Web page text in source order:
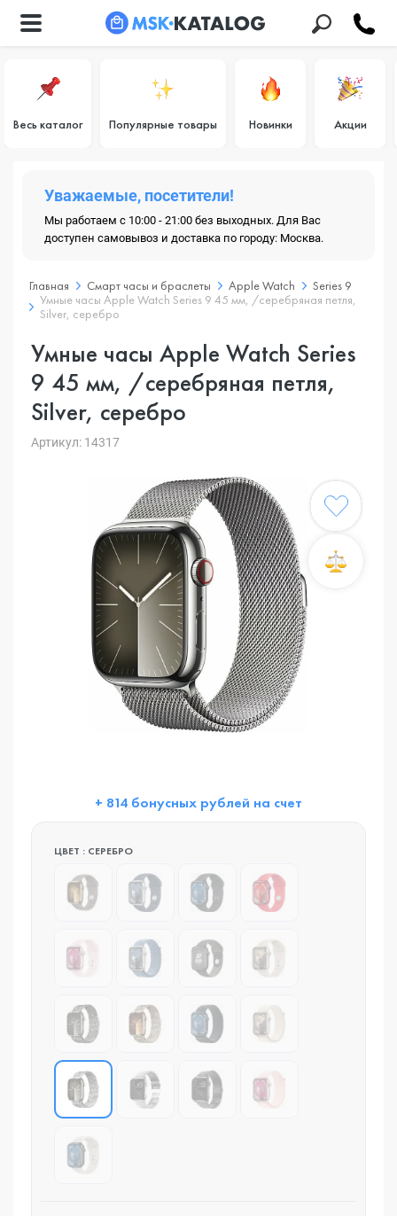
Весь каталог Популярные товары Новинки Акции
Уважаемые, посетители!
Мы работаем с 10:00 - 21:00 без выходных. Для Вас
доступен самовывоз и доставка по городу: Москва.
Главная Смарт часы и браслеты Apple Watch
Series 9
Умные часы Apple Watch Series 9 45 мм, /серебряная петля,
Silver, серебро
Умные часы Apple Watch Series
9 45 мм, /серебряная петля,
Silver, серебро
Артикул: 14317
+ 814 бонусных рублей на счет
ЦВЕТ : СЕРЕБРО